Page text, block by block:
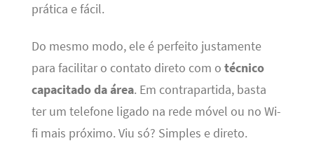
prática e fácil.
Do mesmo modo, ele é perfeito justamente
para facilitar o contato direto com o técnico
capacitado da área. Em contrapartida, basta
ter um telefone ligado na rede móvel ou no Wi-
fi mais próximo. Viu só? Simples e direto.